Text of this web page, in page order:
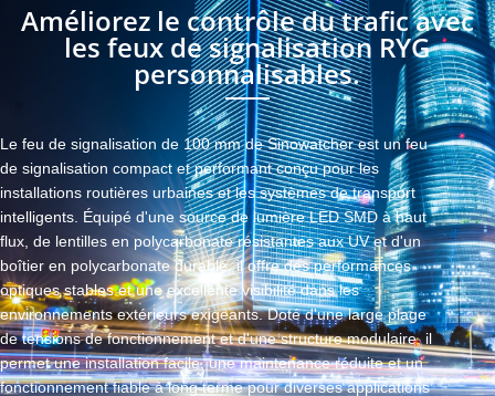
Améliorez le contrôle du trafic avec
les feux de signalisation RYG
personnalisables.
Le feu de signalisation de 100 mm de Sinowatcher est un feu
de signalisation compact et performant conçu pour les
installations routières urbaines et les systèmes de transport
intelligents. Équipé d'une source de lumière LED SMD à haut
flux, de lentilles en polycarbonate résistantes aux UV et d'un
boîtier en polycarbonate durable, il offre des performances
optiques stables et une excellente visibilité dans les
environnements extérieurs exigeants. Doté d'une large plage
de tensions de fonctionnement et d'une structure modulaire, il
permet une installation facile, une maintenance réduite et un
fonctionnement fiable à long terme pour diverses applications